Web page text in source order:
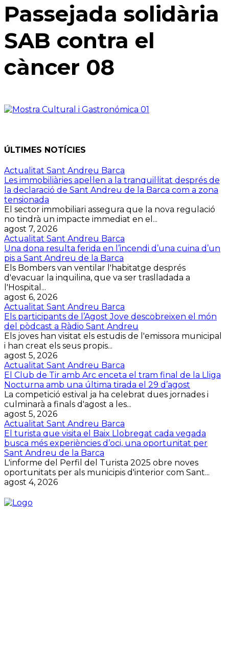
Passejada solidària
SAB contra el
càncer 08
ÚLTIMES NOTÍCIES
Actualitat Sant Andreu Barca
Les immobiliàries apel·len a la tranquil·litat després de
la declaració de Sant Andreu de la Barca com a zona
tensionada
El sector immobiliari assegura que la nova regulació
no tindrà un impacte immediat en el...
agost 7, 2026
Actualitat Sant Andreu Barca
Una dona resulta ferida en l’incendi d’una cuina d’un
pis a Sant Andreu de la Barca
Els Bombers van ventilar l'habitatge després
d'evacuar la inquilina, que va ser traslladada a
l'Hospital...
agost 6, 2026
Actualitat Sant Andreu Barca
Els participants de l’Agost Jove descobreixen el món
del pòdcast a Ràdio Sant Andreu
Els joves han visitat els estudis de l'emissora municipal
i han creat els seus propis...
agost 5, 2026
Actualitat Sant Andreu Barca
El Club de Tir amb Arc enceta el tram final de la Lliga
Nocturna amb una última tirada el 29 d’agost
La competició estival ja ha celebrat dues jornades i
culminarà a finals d'agost a les...
agost 5, 2026
Actualitat Sant Andreu Barca
El turista que visita el Baix Llobregat cada vegada
busca més experiències d’oci, una oportunitat per
Sant Andreu de la Barca
L'informe del Perfil del Turista 2025 obre noves
oportunitats per als municipis d'interior com Sant...
agost 4, 2026